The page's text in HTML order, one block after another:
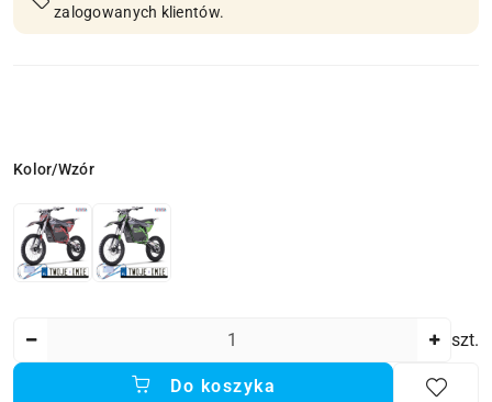
zalogowanych klientów.
Wariant
Kolor/Wzór
szt.
Do koszyka